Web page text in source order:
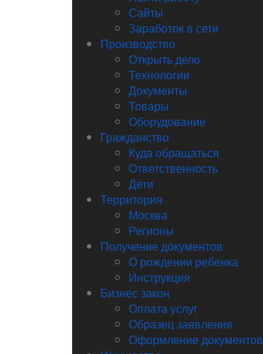
Сайты
Заработок в сети
Производство
Открыть дело
Технологии
Документы
Товары
Оборудование
Гражданство
Куда обращаться
Ответственность
Дети
Территория
Москва
Регионы
Получение документов
О рождении ребенка
Инструкция
Бизнес закон
Оплата услуг
Образец заявления
Оформление документов